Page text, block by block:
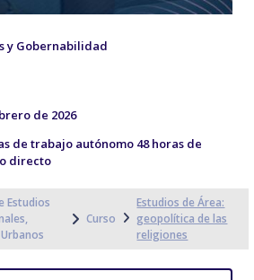
y Gobernabilidad
de 2026
de trabajo autónomo 48 horas de
directo
Estudios
Curso
Estudios de Área:
geopolítica de las
religiones